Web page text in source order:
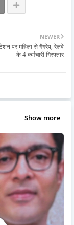
NEWER
पर महिला से गैंगरेप, रेलवे
के 4 कर्मचारी गिरफ्तार
Show more